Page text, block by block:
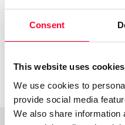
Consent
This website uses cookies
We use cookies to
provide social media
We also share information
License:
All
More information